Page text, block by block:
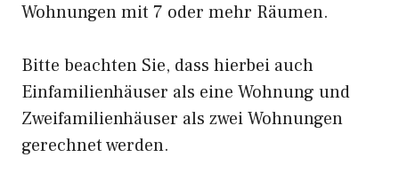
Wohnungen mit 7 oder mehr Räumen.
Bitte beachten Sie, dass hierbei auch
Einfamilienhäuser als eine Wohnung und
Zweifamilienhäuser als zwei Wohnungen
gerechnet werden.